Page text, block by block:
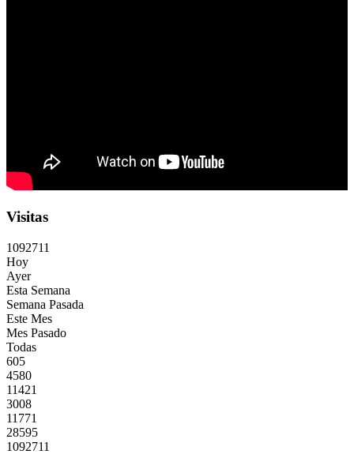
Visitas
1092711
Hoy
Ayer
Esta Semana
Semana Pasada
Este Mes
Mes Pasado
Todas
605
4580
11421
3008
11771
28595
1092711